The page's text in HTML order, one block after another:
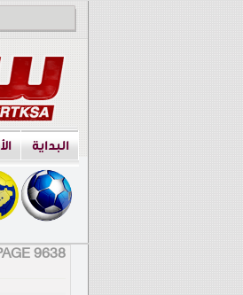
البداية
9638